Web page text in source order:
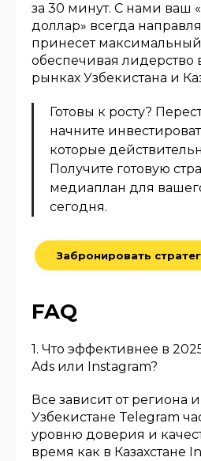
за 30 минут. С нами ваш
доллар» всегда
принесет максимальный
обеспечивая лидерство
рынках Узбекистана и
Готовы к росту?
начните
которые
Получите готовую
медиаплан для
сегодня.
Забронировать
FAQ
1. Что эффективнее в
Ads или Instagram?
Все зависит от региона
Узбекистане Telegram
уровню доверия и
время как в Казахстане